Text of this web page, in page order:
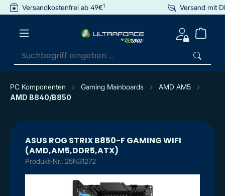
springen
Versandkostenfrei ab 49€1 Versand mit
PC Komponenten Gaming Mainboards
AMD AM5
AMD B840/B850
ASUS ROG STRIX B850-F GAMING WIFI
(AMD,AM5,DDR5,ATX)
Produkt-Nr.: 25N31272